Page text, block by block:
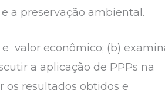
a preservação ambiental.
valor econômico; (b)
a aplicação de PPPs na
os resultados obtidos e